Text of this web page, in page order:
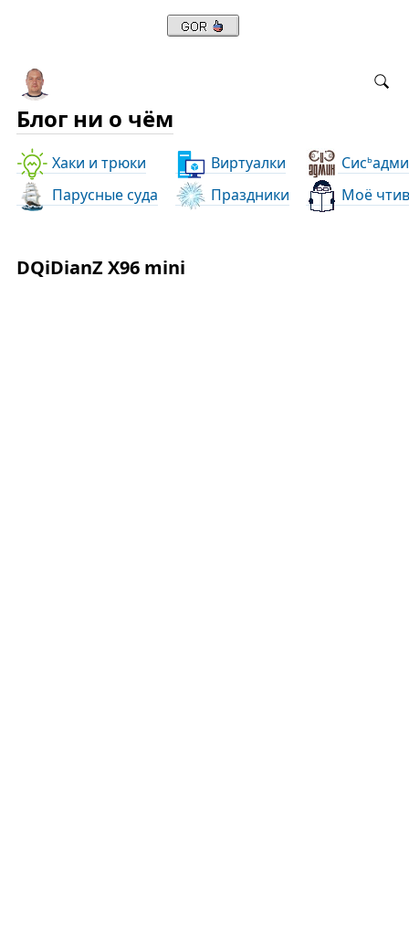
Блог ни о чём
Хаки и трюки Виртуалки Сись
Парусные суда
Праздники Моё
DQiDianZ X96 mini